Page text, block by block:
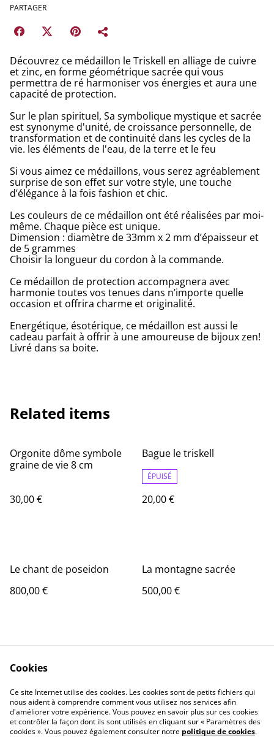
PARTAGER
Découvrez ce médaillon le Triskell en alliage de cuivre
et zinc, en forme géométrique sacrée qui vous
permettra de ré harmoniser vos énergies et aura une
capacité de protection.
Sur le plan spirituel, Sa symbolique mystique et sacrée
est synonyme d'unité, de croissance personnelle, de
transformation et de continuité dans les cycles de la
vie. les éléments de l'eau, de la terre et le feu
Si vous aimez ce médaillons, vous serez agréablement
surprise de son effet sur votre style, une touche
d’élégance à la fois fashion et chic.
Les couleurs de ce médaillon ont été réalisées par moi-
même. Chaque pièce est unique.
Dimension : diamètre de 33mm x 2 mm d’épaisseur et
de 5 grammes
Choisir la longueur du cordon à la commande.
Ce médaillon de protection accompagnera avec
harmonie toutes vos tenues dans n’importe quelle
occasion et offrira charme et originalité.
Energétique, ésotérique, ce médaillon est aussi le
cadeau parfait à offrir à une amoureuse de bijoux zen!
Livré dans sa boite.
Related items
Orgonite dôme symbole
graine de vie 8 cm
30,00 €
Bague le triskell
ÉPUISÉ
20,00 €
Le chant de poseidon
800,00 €
La montagne sacrée
500,00 €
Contact
Informations Légale
politique de
confidentialité
Cookie
Cookies
Ce site Internet utilise des cookies. Les cookies sont de petits fichiers qui
nous aident à comprendre comment vous utilisez nos services afin
d'améliorer votre expérience. Vous pouvez en savoir plus sur ces cookies
et contrôler la façon dont ils sont utilisés en cliquant sur « Paramètres des
cookies ». Vous pouvez également consulter notre politique de cookies.